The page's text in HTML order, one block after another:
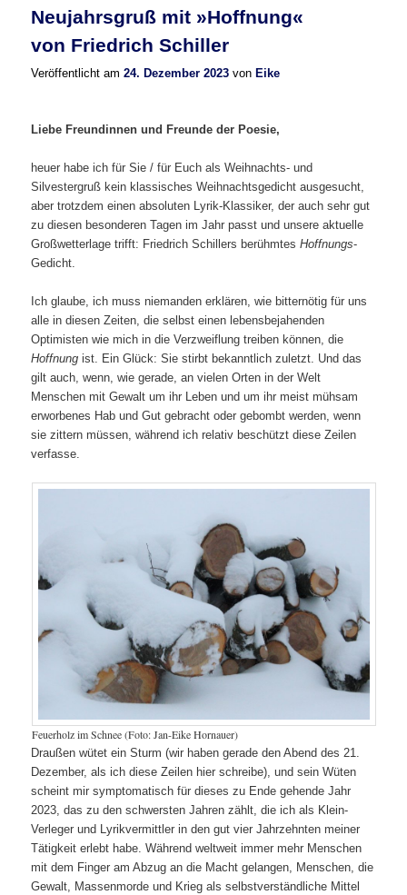
Neujahrsgruß mit »Hoffnung«
von Friedrich Schiller
Veröffentlicht am24. Dezember 2023 von Eike
Liebe Freundinnen und Freunde der Poesie,
heuer habe ich für Sie / für Euch als Weihnachts- und
Silvestergruß kein klassisches Weihnachtsgedicht ausgesucht,
aber trotzdem einen absoluten Lyrik-Klassiker, der auch sehr gut
zu diesen besonderen Tagen im Jahr passt und unsere aktuelle
Großwetterlage trifft: Friedrich Schillers berühmtesHoffnungs-
Gedicht.
Ich glaube, ich muss niemanden erklären, wie bitternötig für uns
alle in diesen Zeiten, die selbst einen lebensbejahenden
Optimisten wie mich in die Verzweiflung treiben können, die
Hoffnung ist. Ein Glück: Sie stirbt bekanntlich zuletzt. Und das
gilt auch, wenn, wie gerade, an vielen Orten in der Welt
Menschen mit Gewalt um ihr Leben und um ihr meist mühsam
erworbenes Hab und Gut gebracht oder gebombt werden, wenn
sie zittern müssen, während ich relativ beschützt diese Zeilen
verfasse.
Feuerholz im Schnee (Foto: Jan-Eike Hornauer)
Draußen wütet ein Sturm (wir haben gerade den Abend des 21.
Dezember, als ich diese Zeilen hier schreibe), und sein Wüten
scheint mir symptomatisch für dieses zu Ende gehende Jahr
2023, das zu den schwersten Jahren zählt, die ich als Klein-
Verleger und Lyrikvermittler in den gut vier Jahrzehnten meiner
Tätigkeit erlebt habe. Während weltweit immer mehr Menschen
mit dem Finger am Abzug an die Macht gelangen, Menschen, die
Gewalt, Massenmorde und Krieg als selbstverständliche Mittel